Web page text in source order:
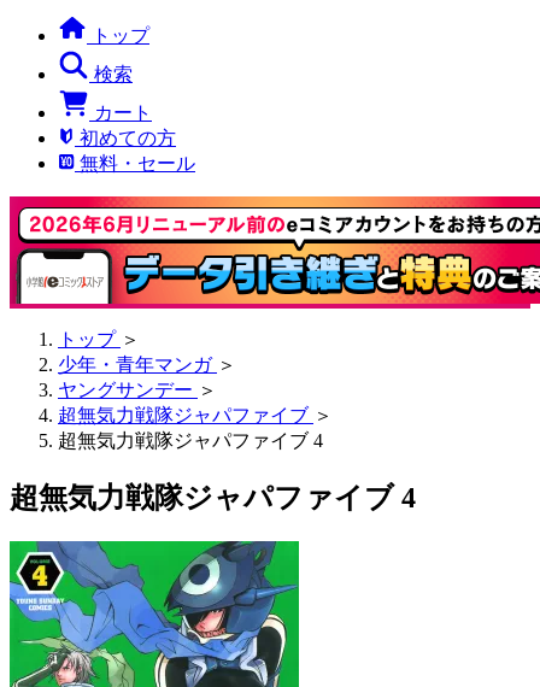
トップ
検索
カート
初めての方
無料・セール
トップ ＞
少年・青年マンガ ＞
ヤングサンデー ＞
超無気力戦隊ジャパファイブ ＞
超無気力戦隊ジャパファイブ 4
超無気力戦隊ジャパファイブ 4